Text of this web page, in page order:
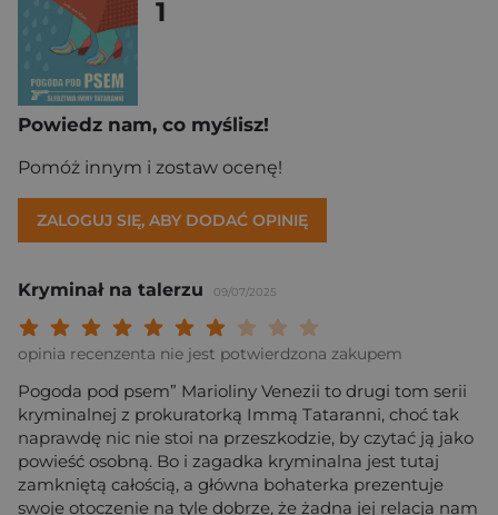
1
Powiedz nam, co myślisz!
Pomóż innym i zostaw ocenę!
ZALOGUJ SIĘ, ABY DODAĆ OPINIĘ
Kryminał na talerzu 09/07/2025
Twoja ocena:
Twoja ocena: Wybitna 9/
Twoja ocena: Rewelacyjna 8/
Twoja ocena: Bardzo dobra 7/10"
Twoja ocena: Dobra 6/10"
Twoja ocena: Przeciętna 5/10"
Twoja ocena: Może być 4/10"
Twoja ocena: Słaba 3/10"
Twoja ocena: Bardzo słaba 2/10"
Twoja ocena: Beznadziejna 1/10"
opinia recenzenta nie jest potwierdzona zakupem
Pogoda pod psem” Marioliny Venezii to drugi tom serii
kryminalnej z prokuratorką Immą Tataranni, choć tak
naprawdę nic nie stoi na przeszkodzie, by czytać ją jako
powieść osobną. Bo i zagadka kryminalna jest tutaj
zamkniętą całością, a główna bohaterka prezentuje
swoje otoczenie na tyle dobrze, że żadna jej relacja nam